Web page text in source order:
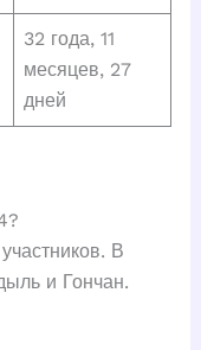
32 года, 11
месяцев, 27
дней
В
и Гончан.